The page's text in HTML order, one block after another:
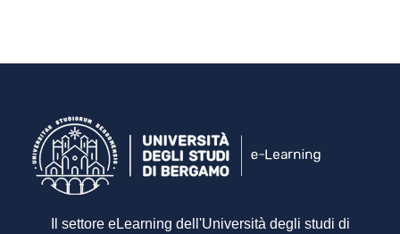
Il settore eLearning dell'Università degli studi di